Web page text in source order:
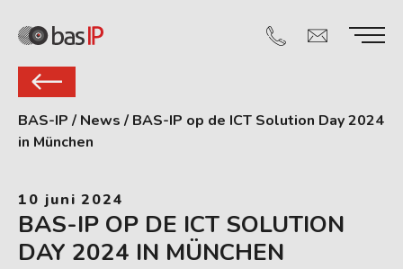
BAS-IP / News / BAS-IP op de ICT Solution Day 2024
in München
10 juni 2024
BAS-IP OP DE ICT SOLUTION
DAY 2024 IN MÜNCHEN